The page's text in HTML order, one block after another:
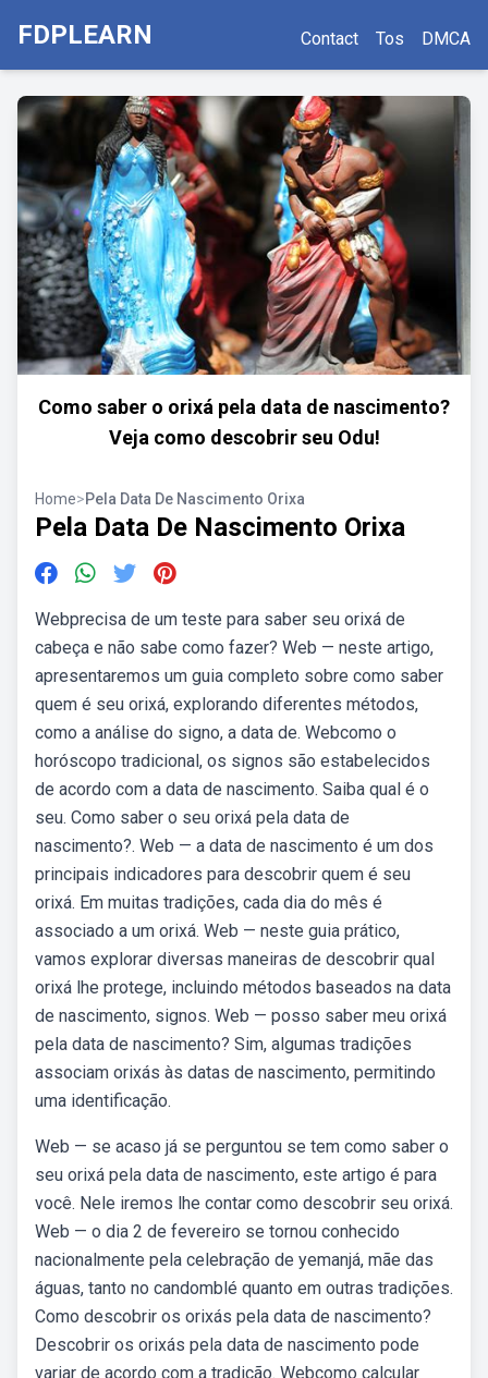
FDPLEARN Contact Tos DMCA
Como saber o orixá pela data de nascimento?
Veja como descobrir seu Odu!
Home>Pela Data De Nascimento Orixa
Pela Data De Nascimento Orixa
Webprecisa de um teste para saber seu orixá de
cabeça e não sabe como fazer? Web — neste artigo,
apresentaremos um guia completo sobre como saber
quem é seu orixá, explorando diferentes métodos,
como a análise do signo, a data de. Webcomo o
horóscopo tradicional, os signos são estabelecidos
de acordo com a data de nascimento. Saiba qual é o
seu. Como saber o seu orixá pela data de
nascimento?. Web — a data de nascimento é um dos
principais indicadores para descobrir quem é seu
orixá. Em muitas tradições, cada dia do mês é
associado a um orixá. Web — neste guia prático,
vamos explorar diversas maneiras de descobrir qual
orixá lhe protege, incluindo métodos baseados na data
de nascimento, signos. Web — posso saber meu orixá
pela data de nascimento? Sim, algumas tradições
associam orixás às datas de nascimento, permitindo
uma identificação.
Web — se acaso já se perguntou se tem como saber o
seu orixá pela data de nascimento, este artigo é para
você. Nele iremos lhe contar como descobrir seu orixá.
Web — o dia 2 de fevereiro se tornou conhecido
nacionalmente pela celebração de yemanjá, mãe das
águas, tanto no candomblé quanto em outras tradições.
Como descobrir os orixás pela data de nascimento?
Descobrir os orixás pela data de nascimento pode
variar de acordo com a tradição. Webcomo calcular